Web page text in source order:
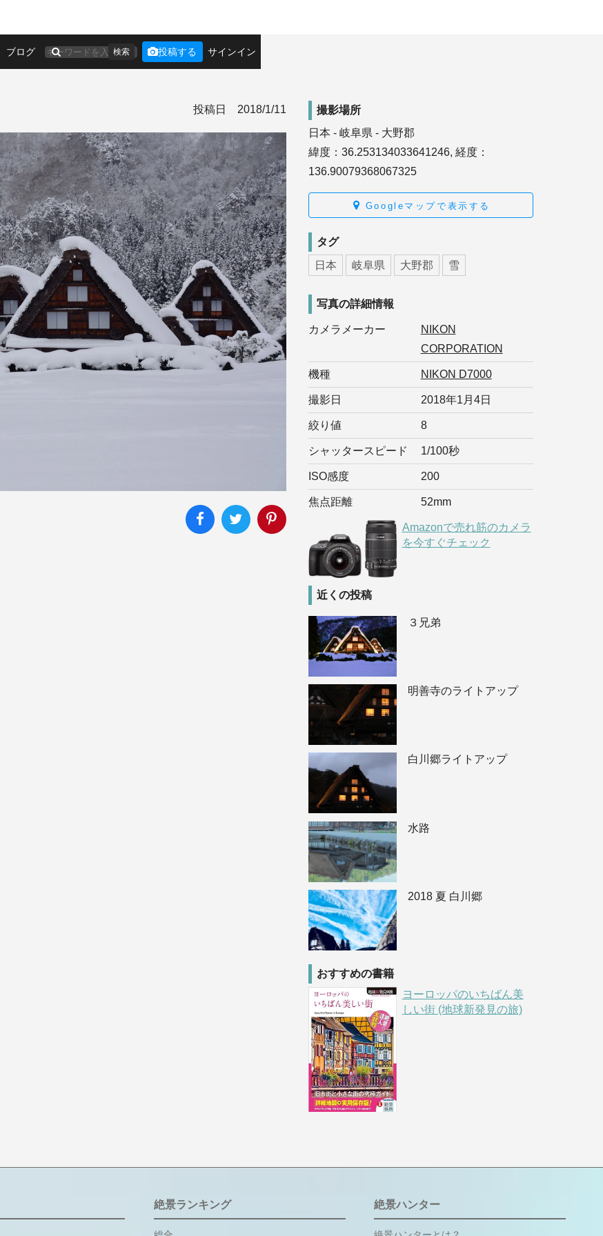
ブログ 検索 投稿する サインイン
投稿日 2018/1/11
撮影場所
日本 - 岐阜県 - 大野郡
緯度：36.253134033641246, 経度：
136.90079368067325
Googleマップで表示する
タグ
日本 岐阜県 大野郡 雪
写真の詳細情報
カメラメーカー
NIKON
CORPORATION
機種 NIKON D7000
撮影日 2018年1月4日
絞り値 8
シャッタースピード 1/100秒
ISO感度 200
焦点距離 52mm
Amazonで売れ筋のカメラ
を今すぐチェック
近くの投稿
３兄弟
明善寺のライトアップ
白川郷ライトアップ
水路
2018 夏 白川郷
おすすめの書籍
ヨーロッパのいちばん美
しい街 (地球新発見の旅)
絶景ランキング 絶景ハンター